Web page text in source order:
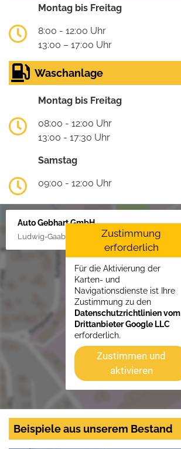
Montag bis Freitag
8:00 - 12:00 Uhr
13:00 – 17:00 Uhr
Waschanlage
Montag bis Freitag
08:00 - 12:00 Uhr
13:00 - 17:30 Uhr
Samstag
09:00 - 12:00 Uhr
Auto Gebhart GmbH
Ludwig-Gaab-Str. 4, 88427 Bad Schussenried
Zustimmung
erforderlich
Für die Aktivierung der
Karten- und
Navigationsdienste ist Ihre
Zustimmung zu den
Datenschutzrichtlinien vom
Drittanbieter Google LLC
erforderlich.
Zustimmen und
aktivieren
Beispiele aus unserem Bestand